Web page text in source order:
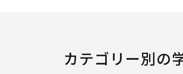
カテゴリー別の